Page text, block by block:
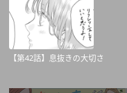
【第42話】息抜きの大切さ